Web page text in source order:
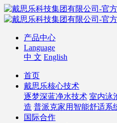
产品中心
Language
中 文 English
首页
戴思乐核心技术
逐梦深蓝净水技术 室内泳
造 普派克家用智能舒适系
国际合作